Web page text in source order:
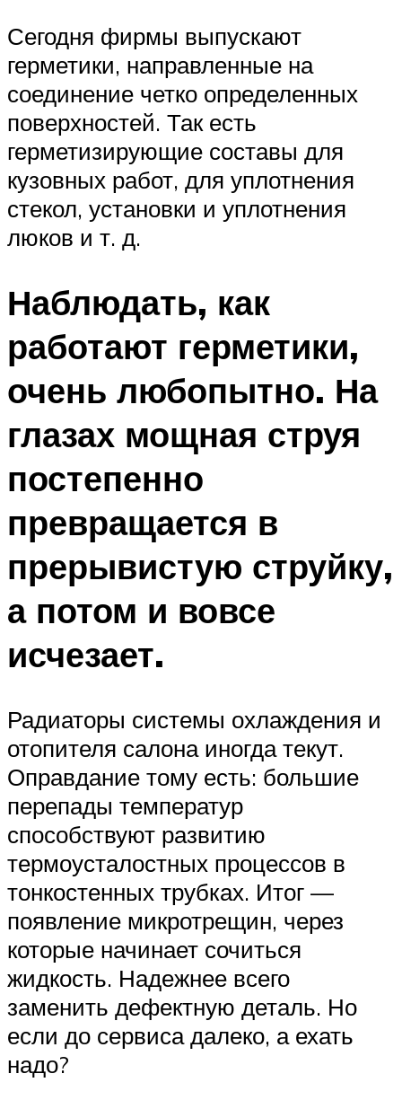
Сегодня фирмы выпускают
герметики, направленные на
соединение четко определенных
поверхностей. Так есть
герметизирующие составы для
кузовных работ, для уплотнения
стекол, установки и уплотнения
люков и т. д.
Наблюдать, как
работают герметики,
очень любопытно. На
глазах мощная струя
постепенно
превращается в
прерывистую струйку,
а потом и вовсе
исчезает.
Радиаторы системы охлаждения и
отопителя салона иногда текут.
Оправдание тому есть: большие
перепады температур
способствуют развитию
термоусталостных процессов в
тонкостенных трубках. Итог —
появление микротрещин, через
которые начинает сочиться
жидкость. Надежнее всего
заменить дефектную деталь. Но
если до сервиса далеко, а ехать
надо?